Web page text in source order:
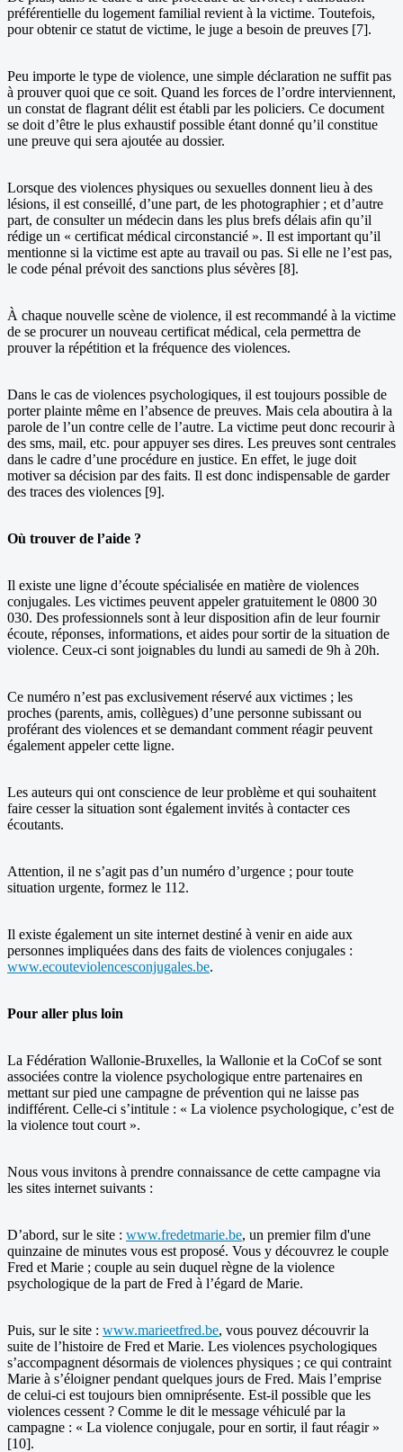
préférentielle du logement familial revient à la victime. Toutefois,
pour obtenir ce statut de victime, le juge a besoin de preuves [7].
Peu importe le type de violence, une simple déclaration ne suffit pas
à prouver quoi que ce soit. Quand les forces de l’ordre interviennent,
un constat de flagrant délit est établi par les policiers. Ce document
se doit d’être le plus exhaustif possible étant donné qu’il constitue
une preuve qui sera ajoutée au dossier.
Lorsque des violences physiques ou sexuelles donnent lieu à des
lésions, il est conseillé, d’une part, de les photographier ; et d’autre
part, de consulter un médecin dans les plus brefs délais afin qu’il
rédige un « certificat médical circonstancié ». Il est important qu’il
mentionne si la victime est apte au travail ou pas. Si elle ne l’est pas,
le code pénal prévoit des sanctions plus sévères [8].
À chaque nouvelle scène de violence, il est recommandé à la victime
de se procurer un nouveau certificat médical, cela permettra de
prouver la répétition et la fréquence des violences.
Dans le cas de violences psychologiques, il est toujours possible de
porter plainte même en l’absence de preuves. Mais cela aboutira à la
parole de l’un contre celle de l’autre. La victime peut donc recourir à
des sms, mail, etc. pour appuyer ses dires. Les preuves sont centrales
dans le cadre d’une procédure en justice. En effet, le juge doit
motiver sa décision par des faits. Il est donc indispensable de garder
des traces des violences [9].
Où trouver de l’aide ?
Il existe une ligne d’écoute spécialisée en matière de violences
conjugales. Les victimes peuvent appeler gratuitement le 0800 30
030. Des professionnels sont à leur disposition afin de leur fournir
écoute, réponses, informations, et aides pour sortir de la situation de
violence. Ceux-ci sont joignables du lundi au samedi de 9h à 20h.
Ce numéro n’est pas exclusivement réservé aux victimes ; les
proches (parents, amis, collègues) d’une personne subissant ou
proférant des violences et se demandant comment réagir peuvent
également appeler cette ligne.
Les auteurs qui ont conscience de leur problème et qui souhaitent
faire cesser la situation sont également invités à contacter ces
écoutants.
Attention, il ne s’agit pas d’un numéro d’urgence ; pour toute
situation urgente, formez le 112.
Il existe également un site internet destiné à venir en aide aux
personnes impliquées dans des faits de violences conjugales :
www.ecouteviolencesconjugales.be.
Pour aller plus loin
La Fédération Wallonie-Bruxelles, la Wallonie et la CoCof se sont
associées contre la violence psychologique entre partenaires en
mettant sur pied une campagne de prévention qui ne laisse pas
indifférent. Celle-ci s’intitule : « La violence psychologique, c’est de
la violence tout court ».
Nous vous invitons à prendre connaissance de cette campagne via
les sites internet suivants :
D’abord, sur le site : www.fredetmarie.be, un premier film d'une
quinzaine de minutes vous est proposé. Vous y découvrez le couple
Fred et Marie ; couple au sein duquel règne de la violence
psychologique de la part de Fred à l’égard de Marie.
Puis, sur le site : www.marieetfred.be, vous pouvez découvrir la
suite de l’histoire de Fred et Marie. Les violences psychologiques
s’accompagnent désormais de violences physiques ; ce qui contraint
Marie à s’éloigner pendant quelques jours de Fred. Mais l’emprise
de celui-ci est toujours bien omniprésente. Est-il possible que les
violences cessent ? Comme le dit le message véhiculé par la
campagne : « La violence conjugale, pour en sortir, il faut réagir »
[10].